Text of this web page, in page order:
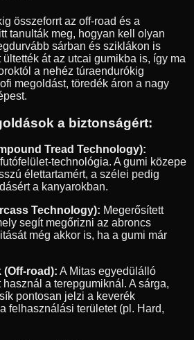
összeforrt az off-road és a
tanulták meg, hogyan kell olyan
sárban és sziklákon is
át az utcai gumikba is, így ma
a nehéz túraendurókig
megoldást, töredék áron a nagy
a biztonságért:
Tread Technology):
technológia. A gumi közepe
élettartamért, a szélei pedig
a kanyarokban.
Technology): Megerősített
segít megőrizni az abroncs
még akkor is, ha a gumi már
(Off-road): A Mitas egyedülálló
a terepgumiknál. A sárga,
pontosan jelzi a keverék
felhasználási területet (pl. Hard,